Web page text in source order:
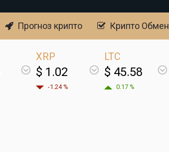
Прогноз крипто Крипто Обмен
XRP
$ 1.02
-1.24 %
LTC
$ 45.58
0.17 %